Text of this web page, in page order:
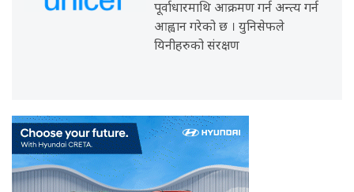
पूर्वाधारमाथि आक्रमण गर्न अन्त्य गर्न
आह्वान गरेको छ । युनिसेफले
यिनीहरुको संरक्षण